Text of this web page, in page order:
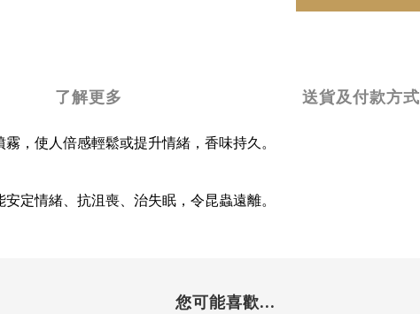
了解更多 送貨及付款方式
，使人倍感輕鬆或提升情緒，香味持久。
定情緒、抗沮喪、治失眠，令昆蟲遠離。
您可能喜歡...